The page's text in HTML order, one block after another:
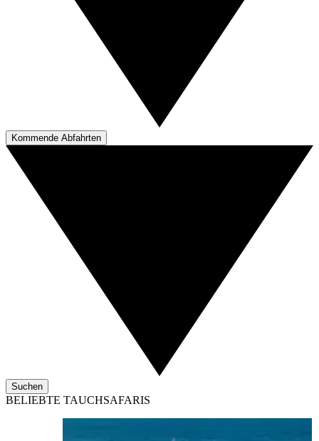
Kommende Abfahrten
Suchen
BELIEBTE TAUCHSAFARIS